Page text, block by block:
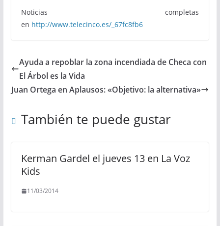
Noticias completas
en http://www.telecinco.es/_67fc8fb6
Ayuda a repoblar la zona incendiada de Checa con
El Árbol es la Vida
Juan Ortega en Aplausos: «Objetivo: la alternativa»
También te puede gustar
Kerman Gardel el jueves 13 en La Voz
Kids
11/03/2014